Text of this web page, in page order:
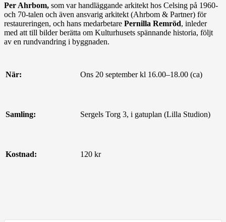
Per Ahrbom, som var handläggande arkitekt hos Celsing på 1960-
och 70-talen och även ansvarig arkitekt (Ahrbom & Partner) för
restaureringen, och hans medarbetare Pernilla Remröd, inleder
med att till bilder berätta om Kulturhusets spännande historia, följt
av en rundvandring i byggnaden.
När: Ons 20 september kl 16.00–18.00 (ca)
Samling: Sergels Torg 3, i gatuplan (Lilla Studion)
Kostnad: 120 kr